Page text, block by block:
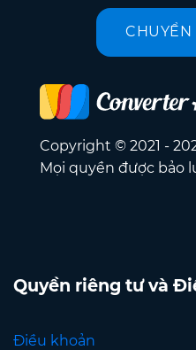
CHUYỂN
Copyright © 2021 -
Mọi quyền được bảo
Quyền riêng tư và
Điều khoản